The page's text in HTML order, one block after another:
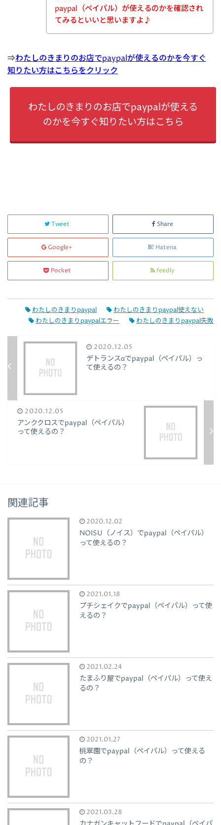
paypal（ペイパル）が使えるのかを確認され
てみるといいと思いますよ♪
⇒わたしのきまりのお店でpaypalが使えるのかを今すぐ
知りたい方はこちらをクリック
わたしのきまりのお店でpaypalが使える
のかを今すぐ知りたい方はこちら
Tweet Share
Google+ Hatena
Pocket feedly
わたしのきまりpaypal
わたしのきまりpaypal使えない
わたしのきまりpaypalエラー
わたしのきまりpaypal失敗
2020.12.05
デトランスαでpaypal（ペイパル）っ
て使えるの？
2020.12.05
アンククロスでpaypal（ペイパル）
って使えるの？
関連記事
2020.12.02
NOISU（ノイス）でpaypal（ペイパル）
って使えるの？
2021.01.18
プチシェイクでpaypal（ペイパル）って使
えるの？
2021.02.24
たまふり屋でpaypal（ペイパル）って使え
るの？
2021.01.27
桃翠園でpaypal（ペイパル）って使える
の？
2021.03.28